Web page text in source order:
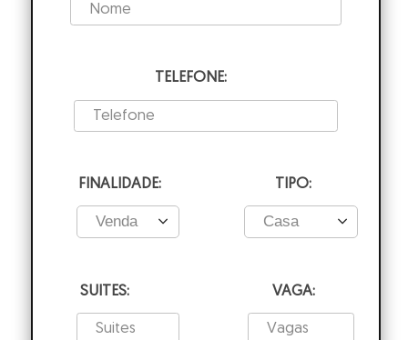
TELEFONE:
FINALIDADE: TIPO:
SUITES: VAGA: